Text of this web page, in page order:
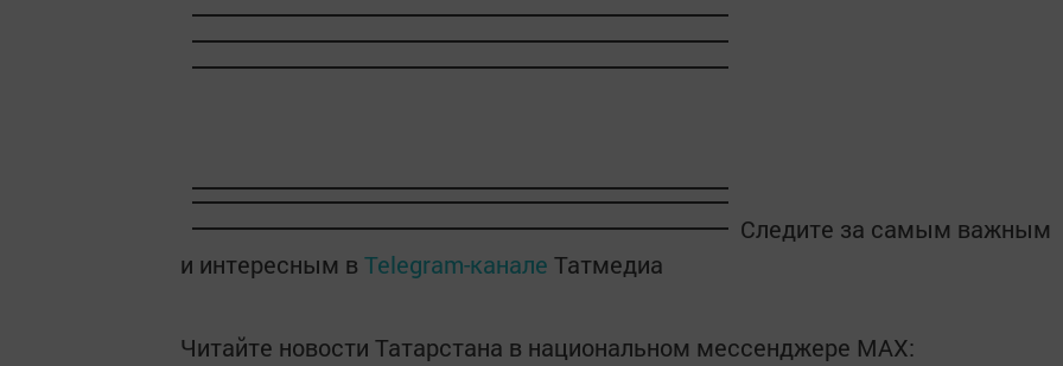
Следите за самым важным
и интересным в Telegram-канале Татмедиа
Читайте новости Татарстана в национальном мессенджере MАХ: